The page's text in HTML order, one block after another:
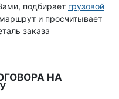
подбирает грузовой
и просчитывает
заказа
НА